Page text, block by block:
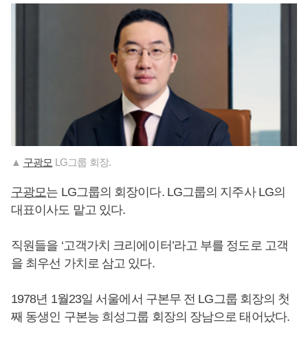
▲ 구광모 LG그룹 회장.
구광모는 LG그룹의 회장이다. LG그룹의 지주사 LG의
대표이사도 맡고 있다.
직원들을 ‘고객가치 크리에이터’라고 부를 정도로 고객
을 최우선 가치로 삼고 있다.
1978년 1월23일 서울에서 구본무 전 LG그룹 회장의 첫
째 동생인 구본능 희성그룹 회장의 장남으로 태어났다.